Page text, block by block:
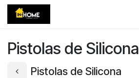
Ir al contenido
Pistolas de Silicona
Pistolas de Silicona